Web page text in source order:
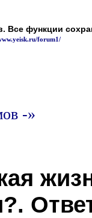
Все функции
forum1/
-»
.